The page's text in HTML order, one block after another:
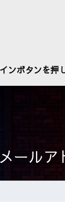
ンボタンを押
メールア